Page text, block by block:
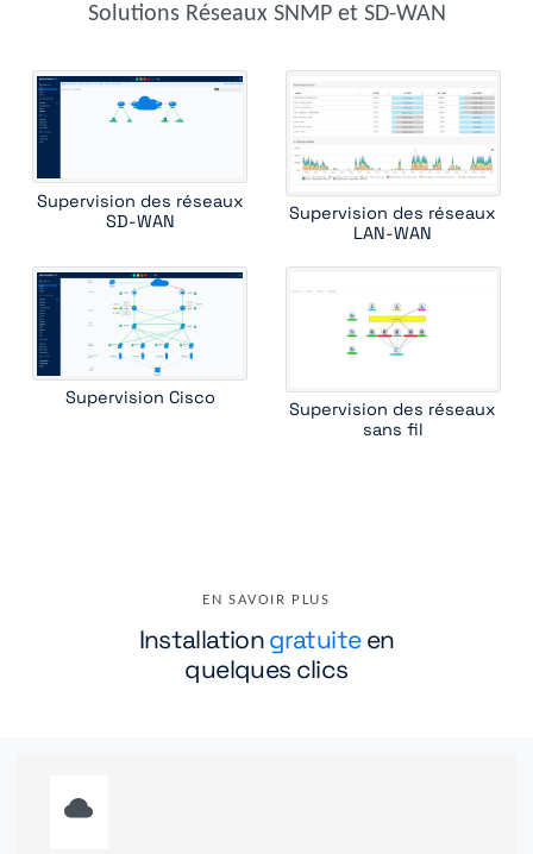
kemp load balancer lenovo rackswitch mellanox switch
mib ii interface oneaccess radware alteon
riverbed central management controller
riverbed wan optimizer rmon1 ethernet interface routing bgp
ucopia wireless controller
Solutions Réseaux SNMP et SD-WAN
Supervision des réseaux
SD-WAN
Supervision des réseaux
LAN-WAN
Supervision Cisco
Supervision des réseaux
sans fil
EN SAVOIR PLUS
Installationgratuiteen
quelques clics